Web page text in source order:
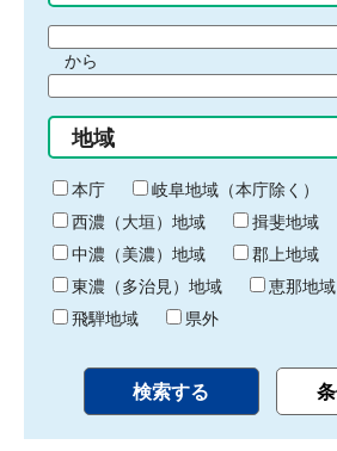
間
始
り
から
間
終
わ
り
地域
本庁
岐阜地域（本庁除く）
西濃（大垣）地域
揖斐地域
中濃（美濃）地域
郡上地域
東濃（多治見）地域
恵那地域
飛騨地域
県外